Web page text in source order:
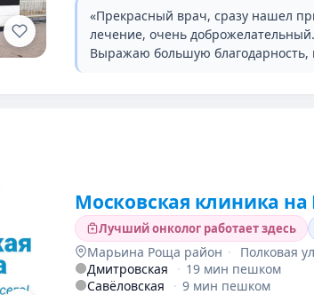
«Прекрасный врач, сразу нашел
лечение, очень
Выражаю большую благодарность,
Московская клиника
Лучший онколог работает здесь
Марьина Роща район ·
Полковая
Дмитровская
· 19 мин пешком
Савёловская
· 9 мин пешком